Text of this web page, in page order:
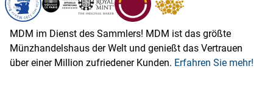
MDM im Dienst des Sammlers! MDM ist das größte
Münzhandelshaus der Welt und genießt das Vertrauen
über einer Million zufriedener Kunden. Erfahren Sie mehr!